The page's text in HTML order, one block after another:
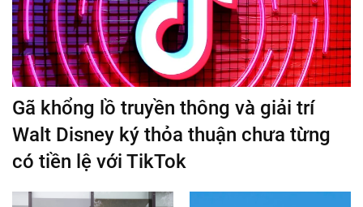
Gã khổng lồ truyền thông và giải trí
Walt Disney ký thỏa thuận chưa từng
có tiền lệ với TikTok